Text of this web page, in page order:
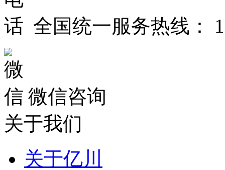
全国统一服务热线：
微信咨询
关于我们
关于亿川